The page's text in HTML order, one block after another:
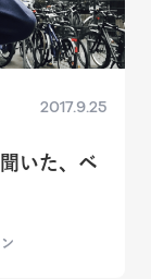
2017.9.25
いた、ベ